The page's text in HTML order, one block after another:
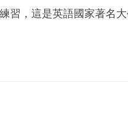
習，這是英語國家著名大